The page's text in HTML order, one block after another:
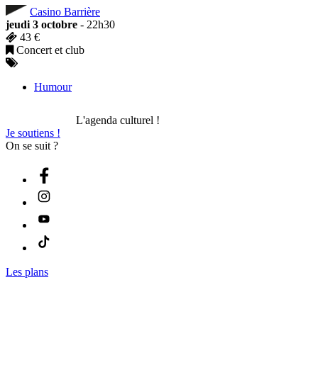
Casino Barrière
jeudi 3 octobre - 22h30
43 €
Concert et club
Humour
L'agenda culturel !
Je soutiens !
On se suit ?
Les plans